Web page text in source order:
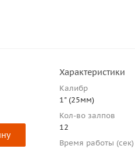
Характеристики
Калибр
1" (25мм)
Кол-во залпов
12
Время работы (сек)